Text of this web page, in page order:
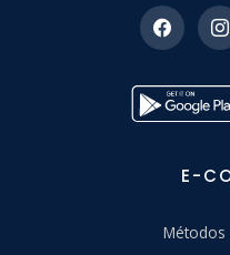
E-
Métodos